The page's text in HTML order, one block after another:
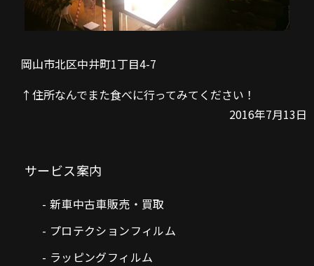
岡山市北区中井町1丁目4-7
↑住所なんでまた食べに行ってみてください！
2016年7月13日
サービス案内
新車中古車販売・買取
プロテクションフィルム
ラッピングフィルム